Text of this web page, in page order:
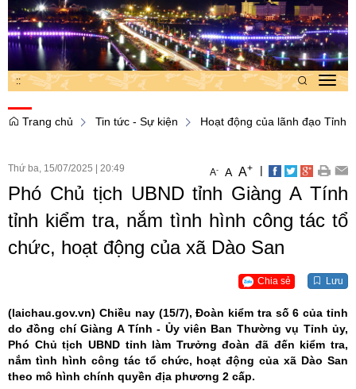
::
Trang chủ
Tin tức - Sự kiện Hoạt động của lãnh đạo Tỉnh
Thứ ba, 15/07/2025 20:49 A- A A+ |
Phó Chủ tịch UBND tỉnh Giàng A Tính
tỉnh kiểm tra, nắm tình hình công tác tổ
chức, hoạt động của xã Dào San
Chia sẻ Lưu
(laichau.gov.vn) Chiều nay (15/7), Đoàn kiểm tra số 6 của tỉnh
do đồng chí Giàng A Tính - Ủy viên Ban Thường vụ Tỉnh ủy,
Phó Chủ tịch UBND tỉnh làm Trưởng đoàn đã đến kiểm tra,
nắm tình hình công tác tổ chức, hoạt động của xã Dào San
theo mô hình chính quyền địa phương 2 cấp.